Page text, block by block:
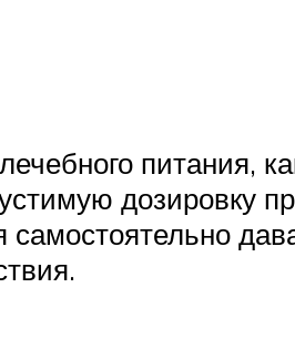
питания,
дозировку